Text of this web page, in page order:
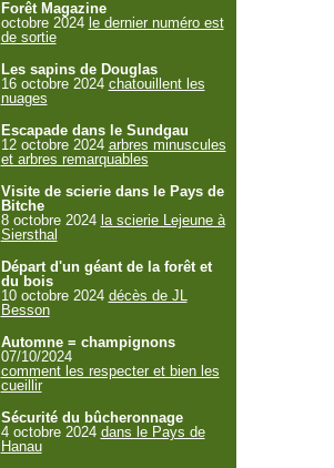
Forêt Magazine
octobre 2024 le dernier numéro est
de sortie
Les sapins de Douglas
16 octobre 2024 chatouillent les
nuages
Escapade dans le Sundgau
12 octobre 2024 arbres minuscules
et arbres remarquables
Visite de scierie dans le Pays de
Bitche
8 octobre 2024 la scierie Lejeune à
Siersthal
Départ d'un géant de la forêt et
du bois
10 octobre 2024 décès de JL
Besson
Automne = champignons
07/10/2024
comment les respecter et bien les
cueillir
Sécurité du bûcheronnage
4 octobre 2024 dans le Pays de
Hanau